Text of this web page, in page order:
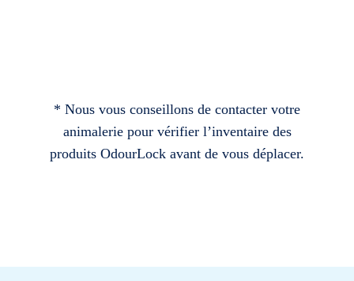
* Nous vous conseillons de contacter votre
animalerie pour vérifier l’inventaire des
produits OdourLock avant de vous déplacer.